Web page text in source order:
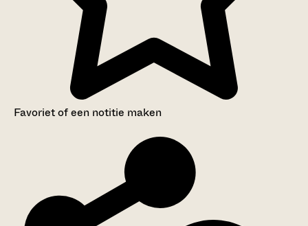
Favoriet of een notitie maken